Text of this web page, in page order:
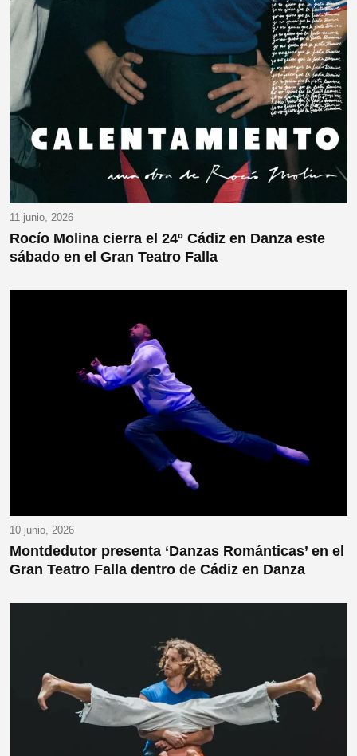
11 junio, 2026
Rocío Molina cierra el 24º Cádiz en Danza este
sábado en el Gran Teatro Falla
10 junio, 2026
Montdedutor presenta ‘Danzas Románticas’ en el
Gran Teatro Falla dentro de Cádiz en Danza